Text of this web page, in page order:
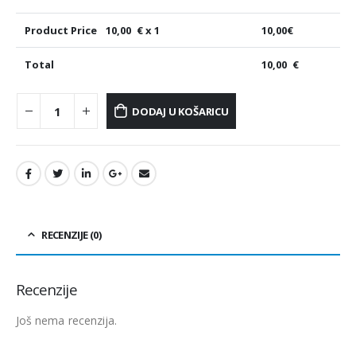
Product Price 10,00 € x 1 10,00€
Total 10,00 €
DODAJ U KOŠARICU
RECENZIJE (0)
Recenzije
Još nema recenzija.